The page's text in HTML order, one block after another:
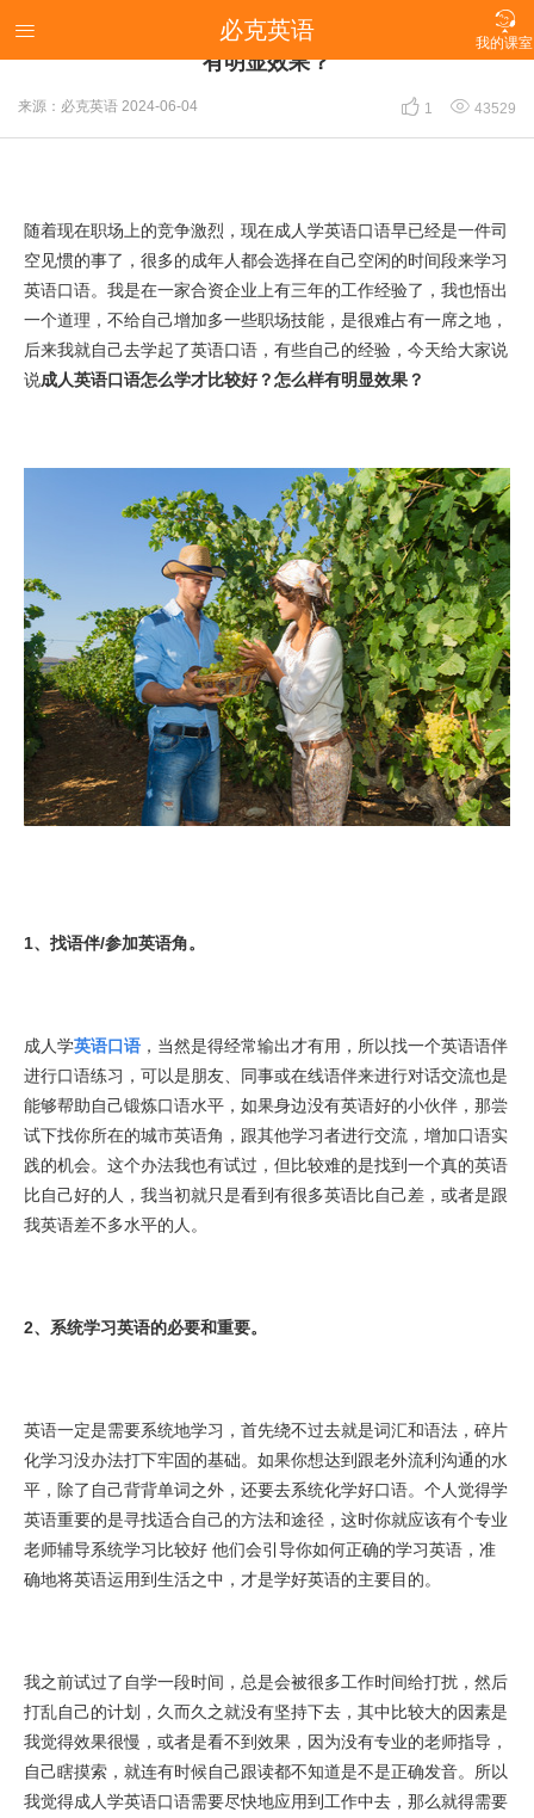

我的课室
 必克英语
赶紧来学！成人英语口语怎么学才比较好？怎么样
有明显效果？
来源：必克英语 2024-06-04  1  43529
随着现在职场上的竞争激烈，现在成人学英语口语早已经是一件司
空见惯的事了，很多的成年人都会选择在自己空闲的时间段来学习
英语口语。我是在一家合资企业上有三年的工作经验了，我也悟出
一个道理，不给自己增加多一些职场技能，是很难占有一席之地，
后来我就自己去学起了英语口语，有些自己的经验，今天给大家说
说成人英语口语怎么学才比较好？怎么样有明显效果？
1、找语伴/参加英语角。
成人学英语口语 ，当然是得经常输出才有用，所以找一个英语语伴
进行口语练习，可以是朋友、同事或在线语伴来进行对话交流也是
能够帮助自己锻炼口语水平，如果身边没有英语好的小伙伴，那尝
试下找你所在的城市英语角，跟其他学习者进行交流，增加口语实
践的机会。这个办法我也有试过，但比较难的是找到一个真的英语
比自己好的人，我当初就只是看到有很多英语比自己差，或者是跟
我英语差不多水平的人。
2、系统学习英语的必要和重要。
英语一定是需要系统地学习，首先绕不过去就是词汇和语法，碎片
化学习没办法打下牢固的基础。如果你想达到跟老外流利沟通的水
平，除了自己背背单词之外，还要去系统化学好口语。个人觉得学
英语重要的是寻找适合自己的方法和途径，这时你就应该有个专业
老师辅导系统学习比较好 他们会引导你如何正确的学习英语，准
确地将英语运用到生活之中，才是学好英语的主要目的。
我之前试过了自学一段时间，总是会被很多工作时间给打扰，然后
打乱自己的计划，久而久之就没有坚持下去，其中比较大的因素是
我觉得效果很慢，或者是看不到效果，因为没有专业的老师指导，
自己瞎摸索，就连有时候自己跟读都不知道是不是正确发音。所以
我觉得成人学英语口语需要尽快地应用到工作中去，那么就得需要